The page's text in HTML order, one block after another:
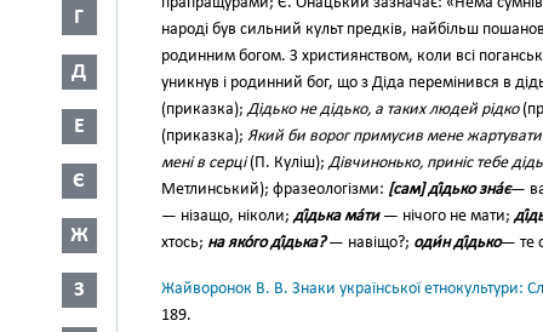
Г
Д
Е
Є
Ж
З
наро­ді був сильний культ предків, най­більш
родин­ним богом. З християнством, коли всі
уникнув і ро­динний бог, що з Діда перемінився в
(приказка);Дідько не дідько, а таких людей рідко
(приказка); Який би ворог примусив мене жартувати
мені в серці(П. Куліш);Дів­чинонько, приніс тебе
Метлинський); фразеологізми: [сам] ді́дько зна́є—
— нізащо, ні­коли; ді́дька ма́ти— нічого не ма­ти;
хтось; на яко́го ді́дька?— навіщо?; оди́н ді́дько— те
Жайворонок В. В. Знаки української етнокультури:
189.